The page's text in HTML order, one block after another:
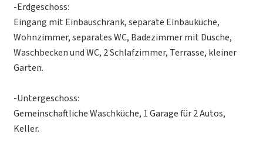
-Erdgeschoss:
Eingang mit Einbauschrank, separate Einbauküche,
Wohnzimmer, separates WC, Badezimmer mit Dusche,
Waschbecken und WC, 2 Schlafzimmer, Terrasse, kleiner
Garten.
-Untergeschoss:
Gemeinschaftliche Waschküche, 1 Garage für 2 Autos,
Keller.